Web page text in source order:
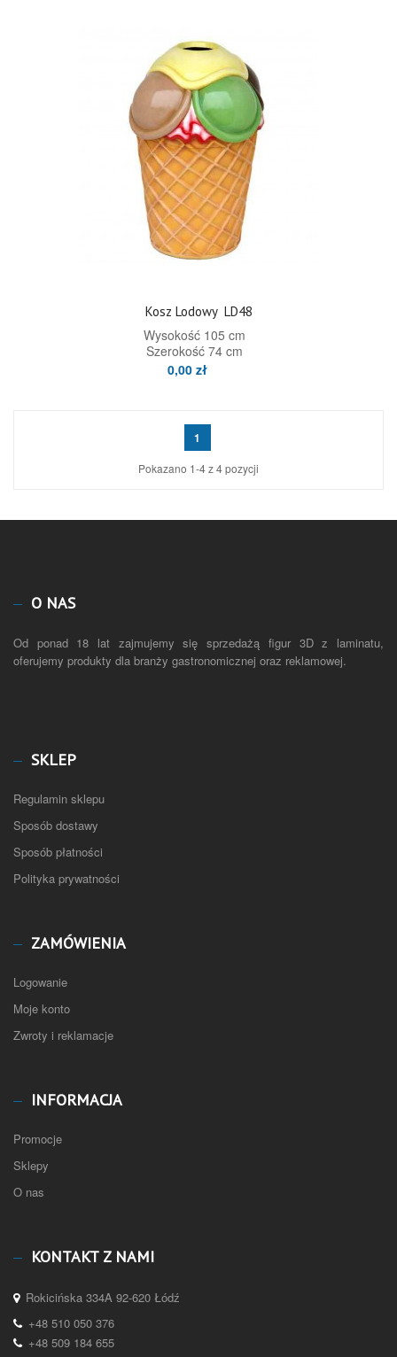
Kosz Lodowy LD48
Wysokość 105 cm
Szerokość 74 cm
0,00 zł
1
Pokazano 1-4 z 4 pozycji
O NAS
Od ponad 18 lat zajmujemy się sprzedażą figur 3D z laminatu,
oferujemy produkty dla branży gastronomicznej oraz reklamowej.
SKLEP
Regulamin sklepu
Sposób dostawy
Sposób płatności
Polityka prywatności
ZAMÓWIENIA
Logowanie
Moje konto
Zwroty i reklamacje
INFORMACJA
Promocje
Sklepy
O nas
KONTAKT Z NAMI
Rokicińska 334A 92-620 Łódź
+48 510 050 376
+48 509 184 655